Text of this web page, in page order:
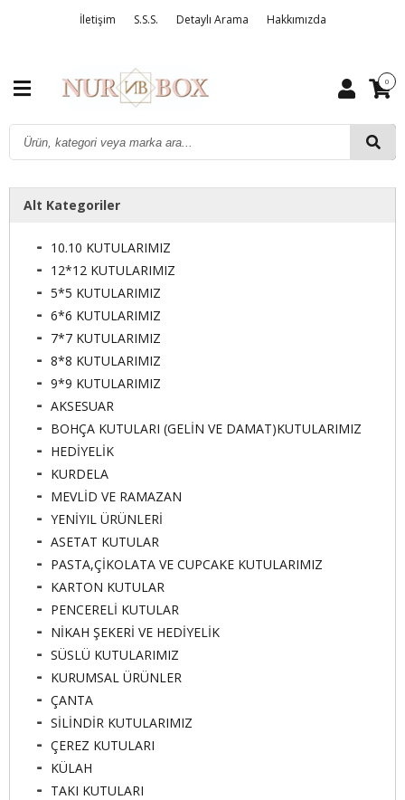
İletişim S.S.S. Detaylı Arama Hakkımızda
0
Alt Kategoriler
10.10 KUTULARIMIZ
12*12 KUTULARIMIZ
5*5 KUTULARIMIZ
6*6 KUTULARIMIZ
7*7 KUTULARIMIZ
8*8 KUTULARIMIZ
9*9 KUTULARIMIZ
AKSESUAR
BOHÇA KUTULARI (GELİN VE DAMAT)KUTULARIMIZ
HEDİYELİK
KURDELA
MEVLİD VE RAMAZAN
YENİYIL ÜRÜNLERİ
ASETAT KUTULAR
PASTA,ÇİKOLATA VE CUPCAKE KUTULARIMIZ
KARTON KUTULAR
PENCERELİ KUTULAR
NİKAH ŞEKERİ VE HEDİYELİK
SÜSLÜ KUTULARIMIZ
KURUMSAL ÜRÜNLER
ÇANTA
SİLİNDİR KUTULARIMIZ
ÇEREZ KUTULARI
KÜLAH
TAKI KUTULARI